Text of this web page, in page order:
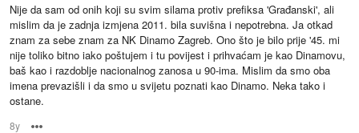
Nije da sam od onih koji su svim silama protiv prefiksa 'Građanski', ali
mislim da je zadnja izmjena 2011. bila suvišna i nepotrebna. Ja otkad
znam za sebe znam za NK Dinamo Zagreb. Ono što je bilo prije '45. mi
nije toliko bitno iako poštujem i tu povijest i prihvaćam je kao Dinamovu,
baš kao i razdoblje nacionalnog zanosa u 90-ima. Mislim da smo oba
imena prevazišli i da smo u svijetu poznati kao Dinamo. Neka tako i
ostane.
8y